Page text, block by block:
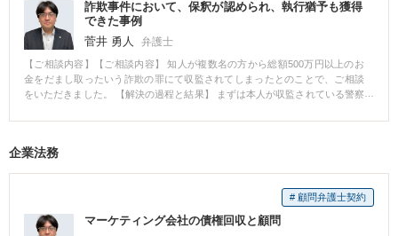
きる証拠を確保したうえで戦略的に進めたことで、交渉を有利に進めること
ができ、慰謝料や財産分与、相場より高額な養育費獲得に成功しました。
詐欺事件において、保釈が認められ、執行猶予も獲得
できた事例
菅井 勇人
弁護士
【ご相談内容】【ご相談内容】 知人が複数名の方から総額500万円以上のお
金をだまし取ったいう詐欺の罪にて収監されてしまったとのことで、ご相談
をいただきました。 【解決の過程と結果】 まずは本人が収監されている警察
所に連絡し、被害者の方には謝罪文を届ける。被害金額も少しでも賠償をさ
で裁判を受け、最終的には執行猶予を目指していこうというものでした。さ
接見にも労を惜しまず頻繁に訪れるようにしました。その際に、執行猶予後
の生活や仕事をどうするかについても徹底的に話し合いました。結果、保釈
が認められ、執行猶予も獲得できました。現在は、新しい職に就き新生活を
企業法務
# 顧問弁護士契約
マーケティング会社の債権回収と顧問